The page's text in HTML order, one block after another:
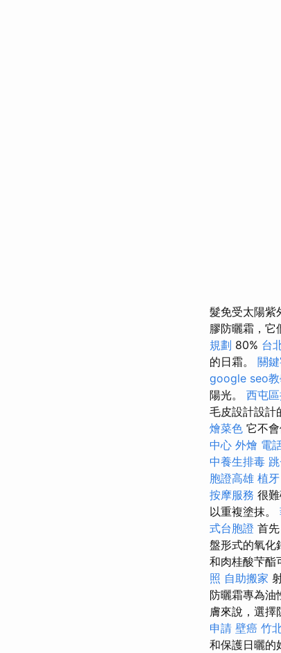
髮免受太陽紫
膠防曬霜，它
規劃 80% 台
的日霜。 關
google seo
陽光。 西屯
毛皮設計設計
燴菜色 它不
中心 外燴 電
中養生排毒
胞證高雄 植牙
按摩服務 很
以重複塗抹。
式台胞證 首
盤形式的氧化
和肉桂酸芐酯
照 自助搬家
防曬霜專為油
膚來說，選擇
申請 壁癌 竹
和保護日曬的